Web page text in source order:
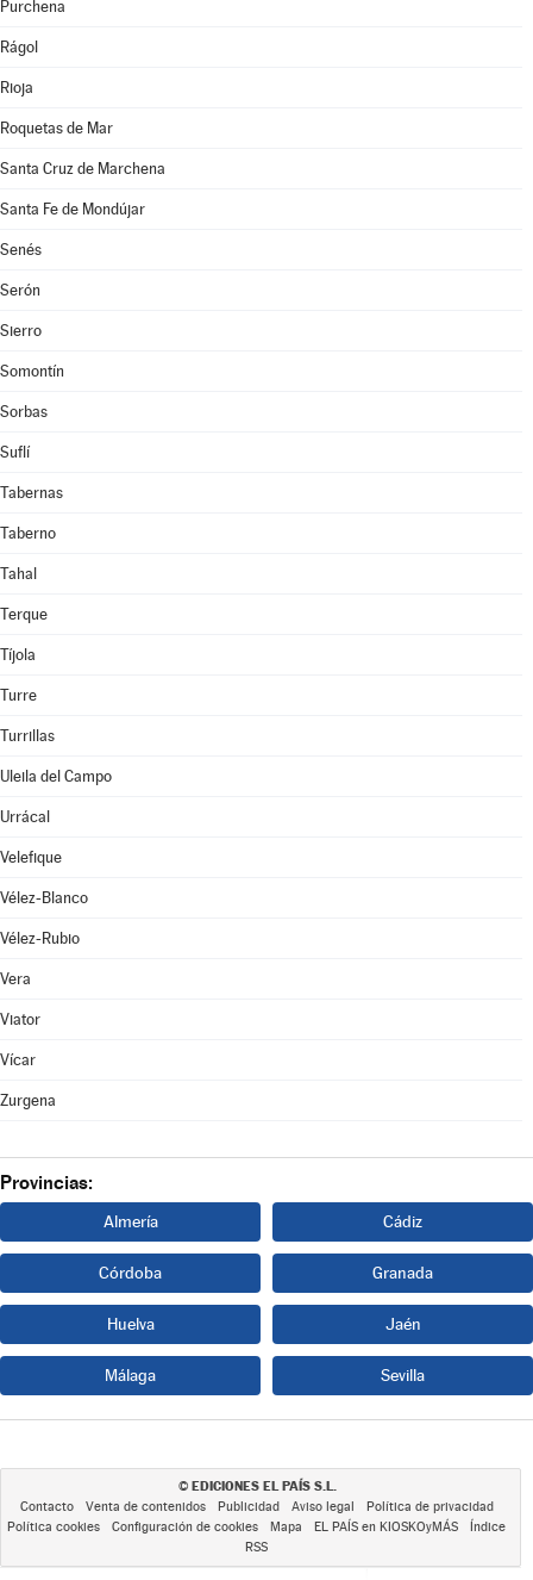
Purchena
Rágol
Rioja
Roquetas de Mar
Santa Cruz de Marchena
Santa Fe de Mondújar
Senés
Serón
Sierro
Somontín
Sorbas
Suflí
Tabernas
Taberno
Tahal
Terque
Tíjola
Turre
Turrillas
Uleila del Campo
Urrácal
Velefique
Vélez-Blanco
Vélez-Rubio
Vera
Viator
Vícar
Zurgena
Provincias:
Almería Cádiz
Córdoba Granada
Huelva Jaén
Málaga Sevilla
© EDICIONES EL PAÍS S.L.
Contacto Venta de contenidos Publicidad Aviso legal
Política de privacidad
Política cookies
Configuración de cookies Mapa EL PAÍS en KIOSKOyMÁS
Índice
RSS